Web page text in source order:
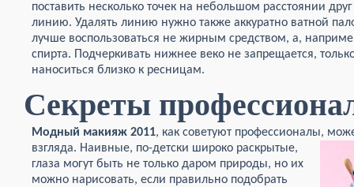
поставить несколько точек на небольшом расстоянии
линию. Удалять линию нужно также аккуратно ватной
лучше воспользоваться не жирным средством, а,
спирта. Подчеркивать нижнее веко не запрещается,
наноситься близко к ресницам.
Секреты
Модный макияж 2011, как советуют профессионалы,
взгляда. Наивные, по-детски широко раскрытые,
глаза могут быть не только даром природы, но их
можно нарисовать, если правильно подобрать